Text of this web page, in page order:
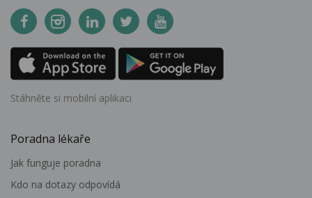
Stáhněte si mobilní aplikaci
Poradna lékaře
Jak funguje poradna
Kdo na dotazy odpovídá